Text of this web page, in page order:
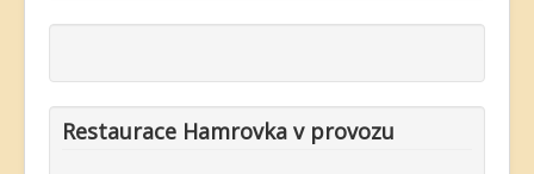
Restaurace Hamrovka v provozu